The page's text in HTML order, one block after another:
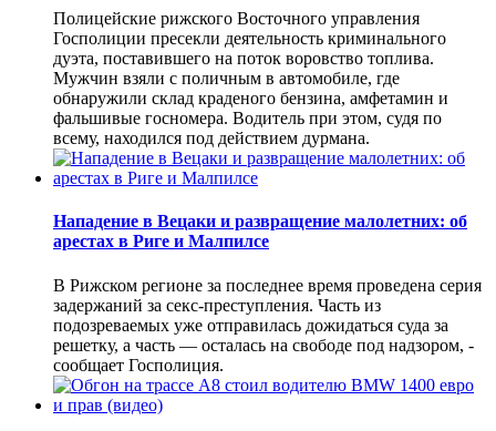
Полицейские рижского Восточного управления
Госполиции пресекли деятельность криминального
дуэта, поставившего на поток воровство топлива.
Мужчин взяли с поличным в автомобиле, где
обнаружили склад краденого бензина, амфетамин и
фальшивые госномера. Водитель при этом, судя по
всему, находился под действием дурмана.
Нападение в Вецаки и развращение малолетних: об
арестах в Риге и Малпилсе
В Рижском регионе за последнее время проведена серия
задержаний за секс-преступления. Часть из
подозреваемых уже отправилась дожидаться суда за
решетку, а часть — осталась на свободе под надзором, -
сообщает Госполиция.